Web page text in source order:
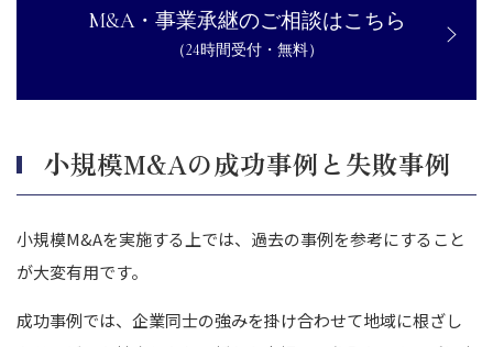
M&A・事業承継のご相談はこちら
（24時間受付・無料）
小規模M&Aの成功事例と失敗事例
小規模M&Aを実施する上では、過去の事例を参考にすること
が大変有用です。
成功事例では、企業同士の強みを掛け合わせて地域に根ざし